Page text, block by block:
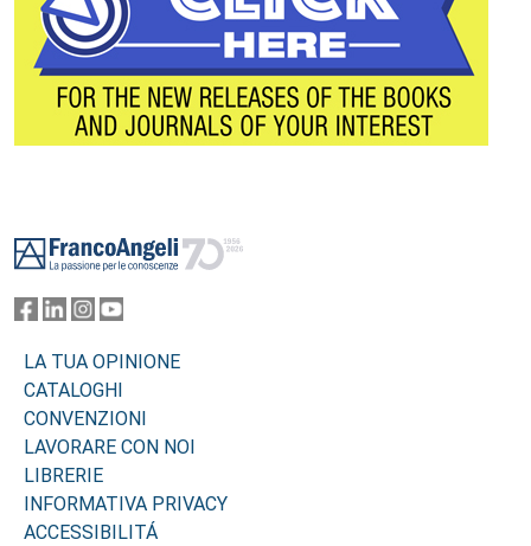
LA TUA OPINIONE
CATALOGHI
CONVENZIONI
LAVORARE CON NOI
LIBRERIE
INFORMATIVA PRIVACY
ACCESSIBILITÁ